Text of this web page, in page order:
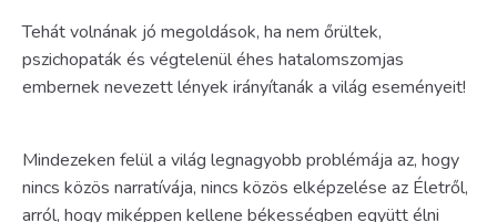
Tehát volnának jó megoldások, ha nem őrültek,
pszichopaták és végtelenül éhes hatalomszomjas
embernek nevezett lények irányítanák a világ eseményeit!
Mindezeken felül a világ legnagyobb problémája az, hogy
nincs közös narratívája, nincs közös elképzelése az Életről,
arról, hogy miképpen kellene békességben együtt élni